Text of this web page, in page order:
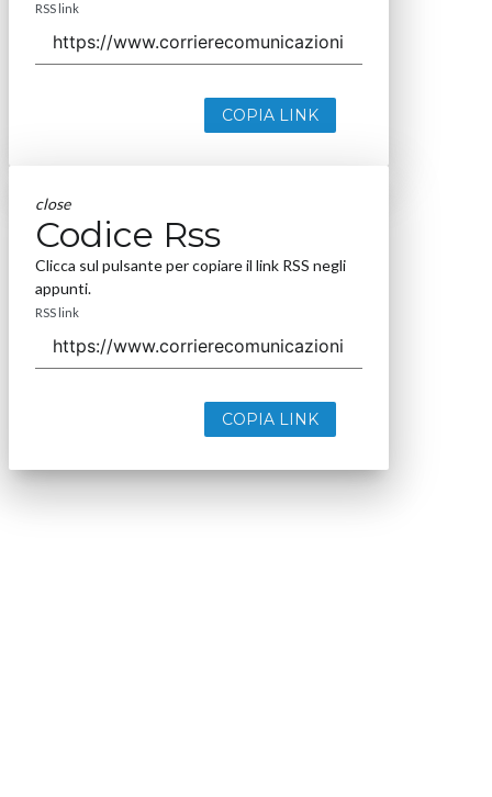
RSS link
COPIA LINK
close
Codice Rss
Clicca sul pulsante per copiare il link RSS negli
appunti.
RSS link
COPIA LINK